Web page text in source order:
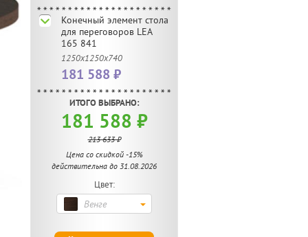
Конечный элемент стола
для переговоров LEA
165 841
1250х1250х740
181 588 ₽
ИТОГО ВЫБРАНО:
181 588 ₽
213 633 ₽
Цена со скидкой -15%
действительна до 31.08.2026
Цвет:
Венге